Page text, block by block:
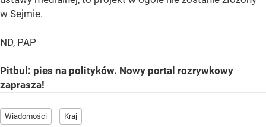
w Sejmie.
ND, PAP
Pitbul: pies na polityków. Nowy portal rozrywkowy
zaprasza!
Wiadomości Kraj